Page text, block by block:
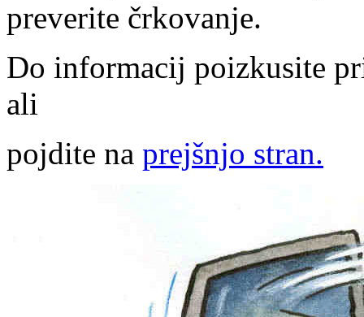
preverite črkovanje.
Do informacij poizkusite
ali
pojdite na prejšnjo stran.